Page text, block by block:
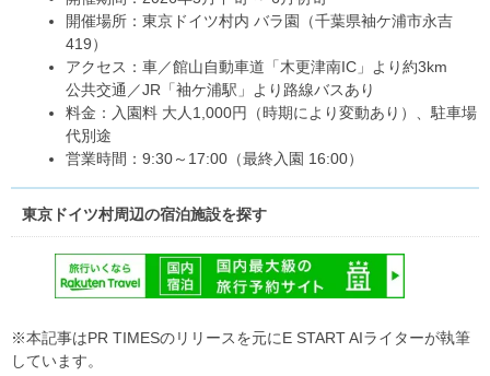
開催場所：東京ドイツ村内 バラ園（千葉県袖ケ浦市永吉
419）
アクセス：車／館山自動車道「木更津南IC」より約3km
公共交通／JR「袖ケ浦駅」より路線バスあり
料金：入園料 大人1,000円（時期により変動あり）、駐車場
代別途
営業時間：9:30～17:00（最終入園 16:00）
東京ドイツ村周辺の宿泊施設を探す
※本記事はPR TIMESのリリースを元にE START AIライターが執筆
しています。